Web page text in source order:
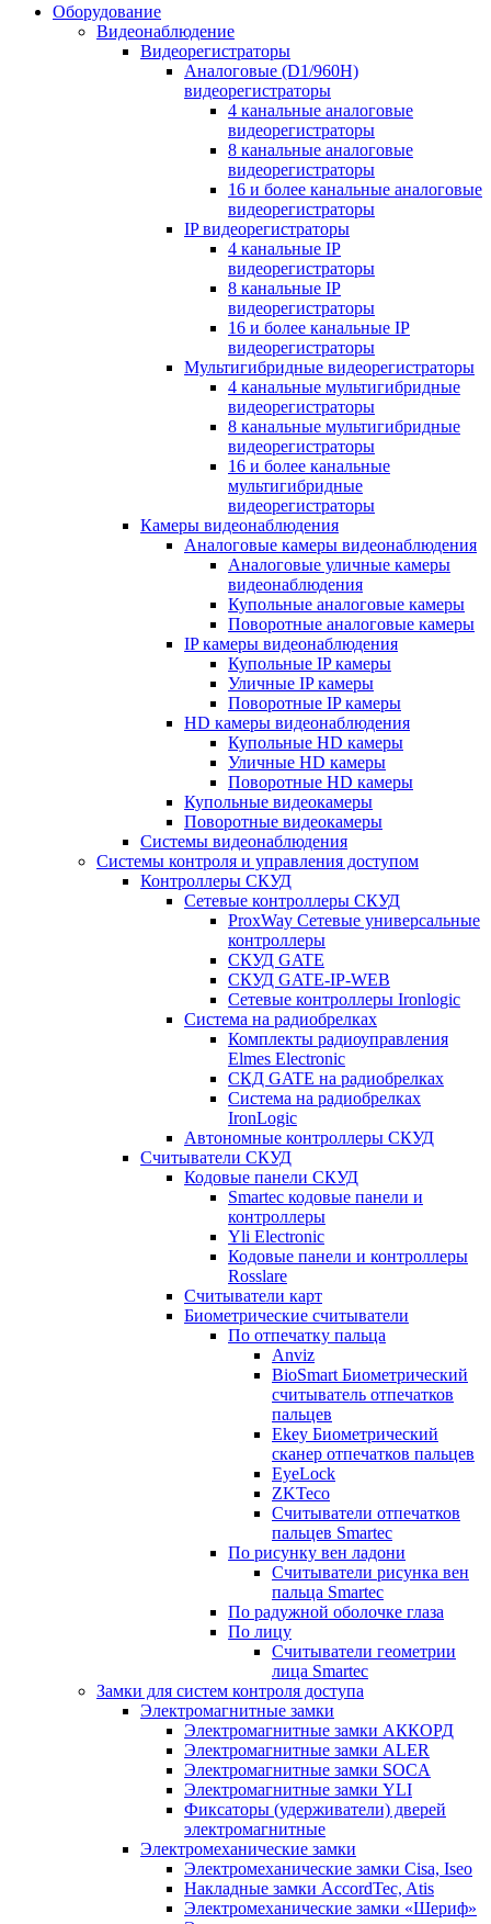
Оборудование
Видеонаблюдение
Видеорегистраторы
Аналоговые (D1/960H)
видеорегистраторы
4 канальные аналоговые
видеорегистраторы
8 канальные аналоговые
видеорегистраторы
16 и более канальные аналоговые
видеорегистраторы
IP видеорегистраторы
4 канальные IP
видеорегистраторы
8 канальные IP
видеорегистраторы
16 и более канальные IP
видеорегистраторы
Мультигибридные видеорегистраторы
4 канальные мультигибридные
видеорегистраторы
8 канальные мультигибридные
видеорегистраторы
16 и более канальные
мультигибридные
видеорегистраторы
Камеры видеонаблюдения
Аналоговые камеры видеонаблюдения
Аналоговые уличные камеры
видеонаблюдения
Купольные аналоговые камеры
Поворотные аналоговые камеры
IP камеры видеонаблюдения
Купольные IP камеры
Уличные IP камеры
Поворотные IP камеры
HD камеры видеонаблюдения
Купольные HD камеры
Уличные HD камеры
Поворотные HD камеры
Купольные видеокамеры
Поворотные видеокамеры
Системы видеонаблюдения
Системы контроля и управления доступом
Контроллеры СКУД
Сетевые контроллеры СКУД
ProxWay Сетевые универсальные
контроллеры
СКУД GATE
СКУД GATE-IP-WEB
Сетевые контроллеры Ironlogic
Система на радиобрелках
Комплекты радиоуправления
Elmes Electronic
СКД GATE на радиобрелках
Система на радиобрелках
IronLogic
Автономные контроллеры СКУД
Считыватели СКУД
Кодовые панели СКУД
Smartec кодовые панели и
контроллеры
Yli Electronic
Кодовые панели и контроллеры
Rosslare
Считыватели карт
Биометрические считыватели
По отпечатку пальца
Anviz
BioSmart Биометрический
считыватель отпечатков
пальцев
Ekey Биометрический
сканер отпечатков пальцев
EyeLock
ZKTeco
Считыватели отпечатков
пальцев Smartec
По рисунку вен ладони
Считыватели рисунка вен
пальца Smartec
По радужной оболочке глаза
По лицу
Считыватели геометрии
лица Smartec
Замки для систем контроля доступа
Электромагнитные замки
Электромагнитные замки АККОРД
Электромагнитные замки ALER
Электромагнитные замки SOCA
Электромагнитные замки YLI
Фиксаторы (удерживатели) дверей
электромагнитные
Электромеханические замки
Электромеханические замки Cisa, Iseo
Накладные замки AccordTec, Atis
Электромеханические замки «Шериф»